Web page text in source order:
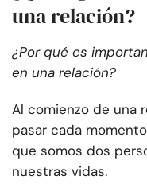
una relación?
¿Por qué es
en una relación?
Al comienzo de una
pasar cada
que somos dos
nuestras vidas.